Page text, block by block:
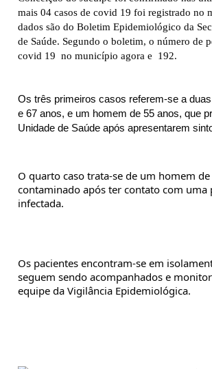
mais 04 casos de covid 19 foi registrado no
dados são do Boletim Epidemiológico da
de Saúde. Segundo o boletim, o número de
covid 19  no município agora e  192.
Os três primeiros casos referem-se a
e 67 anos, e um homem de 55 anos, que
Unidade de Saúde após apresentarem
O quarto caso trata-se de um homem
contaminado após ter contato com uma
infectada.
Os pacientes encontram-se em
seguem sendo acompanhados e
equipe da Vigilância Epidemiológica.